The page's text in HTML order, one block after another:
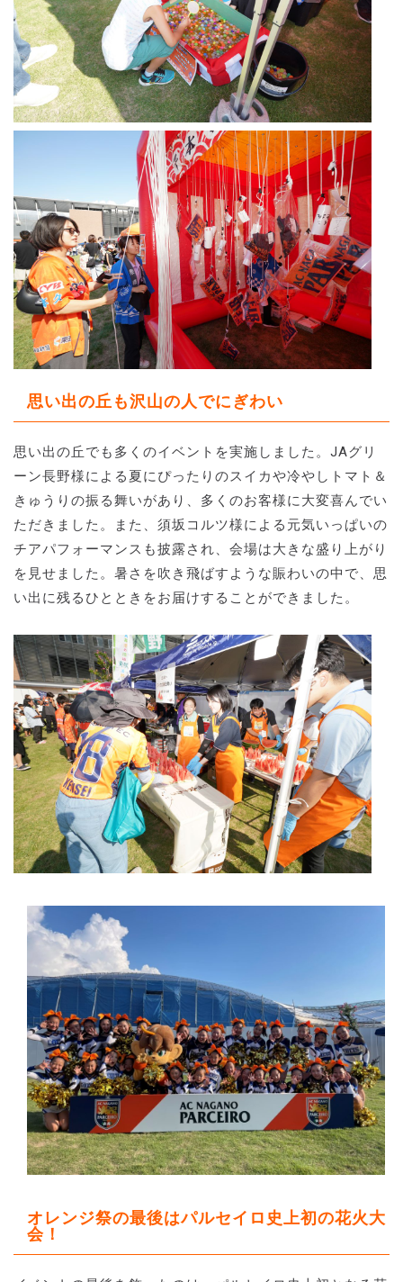
思い出の丘も沢山の人でにぎわい
思い出の丘でも多くのイベントを実施しました。JAグリ
ーン長野様による夏にぴったりのスイカや冷やしトマト＆
きゅうりの振る舞いがあり、多くのお客様に大変喜んでい
ただきました。また、須坂コルツ様による元気いっぱいの
チアパフォーマンスも披露され、会場は大きな盛り上がり
を見せました。暑さを吹き飛ばすような賑わいの中で、思
い出に残るひとときをお届けすることができました。
オレンジ祭の最後はパルセイロ史上初の花火大
会！